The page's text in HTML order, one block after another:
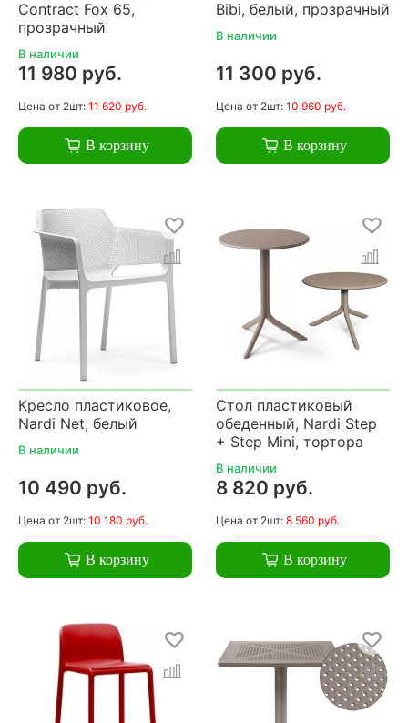
Contract Fox 65,
прозрачный
В наличии
11 980 руб.
Цена от 2шт: 11 620 руб.
В корзину
Bibi, белый, прозрачный
В наличии
11 300 руб.
Цена от 2шт: 10 960 руб.
В корзину
Кресло пластиковое,
Nardi Net, белый
В наличии
10 490 руб.
Цена от 2шт: 10 180 руб.
В корзину
Стол пластиковый
обеденный, Nardi Step
+ Step Mini, тортора
В наличии
8 820 руб.
Цена от 2шт: 8 560 руб.
В корзину